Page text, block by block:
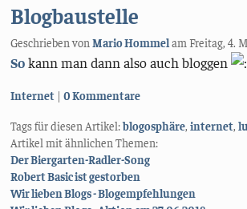
Blogbaustelle
Geschrieben vonMario HommelamFreitag, 4.
Sokann man dann also auch bloggen
Kategorien:
Internet 0 Kommentare
Tags für diesen Artikel:blogosphäre,internet,
Artikel mit ähnlichen Themen:
Der Biergarten-Radler-Song
Robert Basic ist gestorben
Wir lieben Blogs - Blogempfehlungen